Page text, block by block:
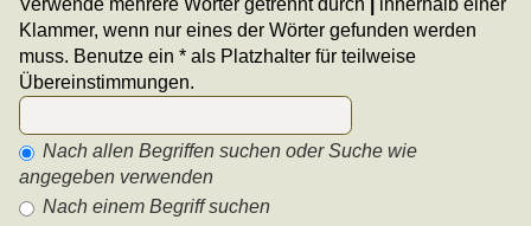
Klammer, wenn nur eines der Wörter gefunden werden
muss. Benutze ein * als Platzhalter für teilweise
Übereinstimmungen.
Nach allen Begriffen suchen oder Suche wie
angegeben verwenden
Nach einem Begriff suchen